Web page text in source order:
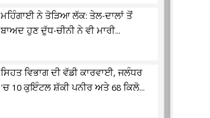
ਮਹਿੰਗਾਈ ਨੇ ਤੋੜਿਆ ਲੱਕ: ਤੇਲ-ਦਾਲਾਂ ਤੋਂ
ਬਾਅਦ ਹੁਣ ਦੁੱਧ-ਚੀਨੀ ਨੇ ਵੀ ਮਾਰੀ...
ਸਿਹਤ ਵਿਭਾਗ ਦੀ ਵੱਡੀ ਕਾਰਵਾਈ, ਜਲੰਧਰ
'ਚ 10 ਕੁਇੰਟਲ ਸ਼ੱਕੀ ਪਨੀਰ ਅਤੇ 68 ਕਿਲੋ...